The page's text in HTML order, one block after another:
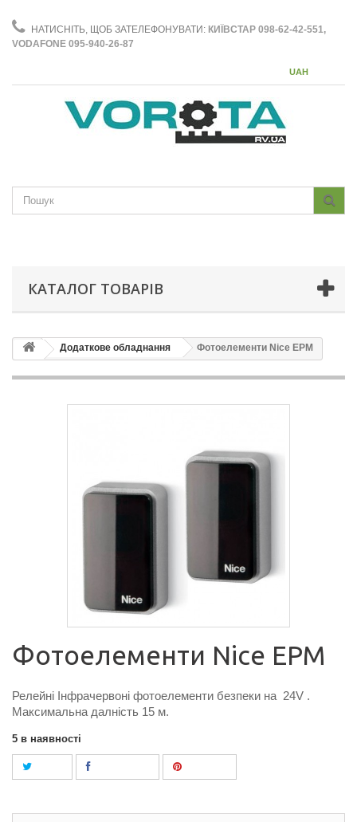
НАТИСНІТЬ, ЩОБ ЗАТЕЛЕФОНУВАТИ: КИЇВСТАР 098-62-42-551,
VODAFONE 095-940-26-87
UAH
КАТАЛОГ ТОВАРІВ
Додаткове обладнання Фотоелементи Nice EPM
Фотоелементи Nice EPM
Релейні Інфрачервоні фотоелементи безпеки на 24V .
Максимальна далність 15 м.
5 в наявності